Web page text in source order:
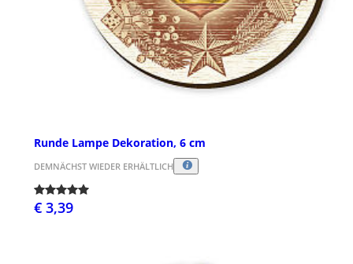
Runde Lampe Dekoration, 6 cm
DEMNÄCHST WIEDER ERHÄLTLICH
€ 3,39